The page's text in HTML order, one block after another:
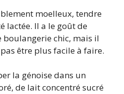
moelleux, tendre
lactée. Il a le goût de
chic, mais il
être plus facile à faire.
la génoise dans un
de lait concentré sucré